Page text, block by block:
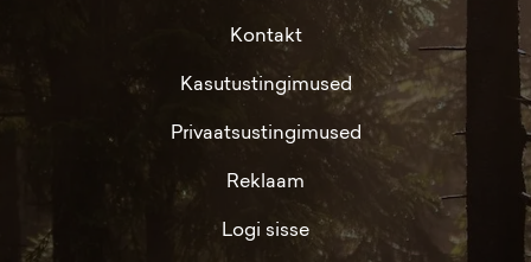
Kontakt
Kasutustingimused
Privaatsustingimused
Reklaam
Logi sisse